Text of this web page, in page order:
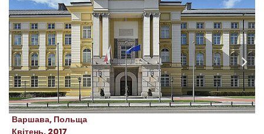
Варшава, Польща
Квітень, 2017